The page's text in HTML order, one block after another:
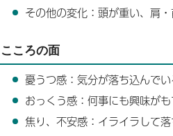
その他の変化：頭が重い、肩
こころの面
憂うつ感：気分が落ち込んで
おっくう感：何事にも興味が
焦り、不安感：イライラして落